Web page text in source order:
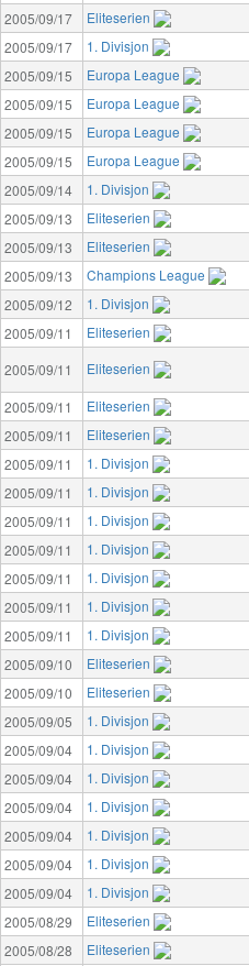
2005/09/17
Eliteserien
2005/09/17
1. Divisjon
2005/09/15
Europa League
2005/09/15
Europa League
2005/09/15
Europa League
2005/09/15
Europa League
2005/09/14
1. Divisjon
2005/09/13
Eliteserien
2005/09/13
Eliteserien
2005/09/13
Champions League
2005/09/12
1. Divisjon
2005/09/11
Eliteserien
2005/09/11
Eliteserien
2005/09/11
Eliteserien
2005/09/11
Eliteserien
2005/09/11
1. Divisjon
2005/09/11
1. Divisjon
2005/09/11
1. Divisjon
2005/09/11
1. Divisjon
2005/09/11
1. Divisjon
2005/09/11
1. Divisjon
2005/09/11
1. Divisjon
2005/09/10
Eliteserien
2005/09/10
Eliteserien
2005/09/05
1. Divisjon
2005/09/04
1. Divisjon
2005/09/04
1. Divisjon
2005/09/04
1. Divisjon
2005/09/04
1. Divisjon
2005/09/04
1. Divisjon
2005/09/04
1. Divisjon
2005/08/29
Eliteserien
2005/08/28
Eliteserien